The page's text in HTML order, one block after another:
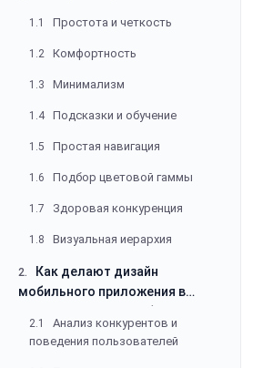
мобильного приложения в
2.1
2.2 Прототипирование
2.3 Разработка мудборда